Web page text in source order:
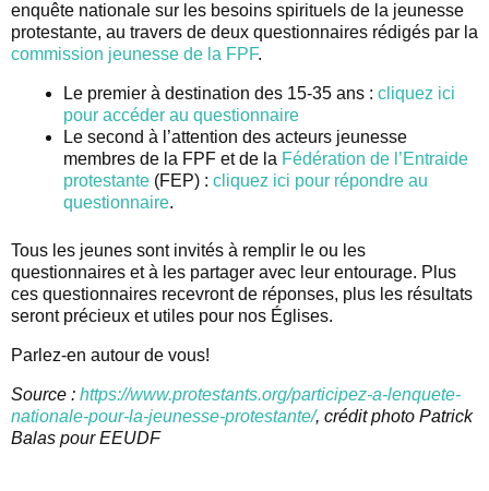
enquête nationale sur les besoins spirituels de la jeunesse
protestante, au travers de deux questionnaires rédigés par la
commission jeunesse de la FPF.
Le premier à destination des 15-35 ans : cliquez ici
pour accéder au questionnaire
Le second à l’attention des acteurs jeunesse
membres de la FPF et de la Fédération de l’Entraide
protestante (FEP) : cliquez ici pour répondre au
questionnaire.
Tous les jeunes sont invités à remplir le ou les
questionnaires et à les partager avec leur entourage. Plus
ces questionnaires recevront de réponses, plus les résultats
seront précieux et utiles pour nos Églises.
Parlez-en autour de vous!
Source : https://www.protestants.org/participez-a-lenquete-
nationale-pour-la-jeunesse-protestante/, crédit photo Patrick
Balas pour EEUDF